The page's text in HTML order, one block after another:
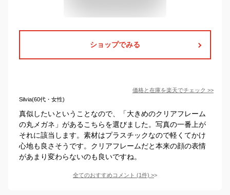
ショップでみる
価格と在庫を楽天でチェック >>
Silvia(60代・女性)
真似したいということなので、「大きめのクリアフレーム
の丸メガネ」があるこちらを選びました。写真の一番上が
それに該当します。素材はプラスチックなので軽くてかけ
心地も良さそうです。クリアフレームだと本来の顔の表情
があまり変わらないのも良いですね。
全てのおすすめコメント (1件) >